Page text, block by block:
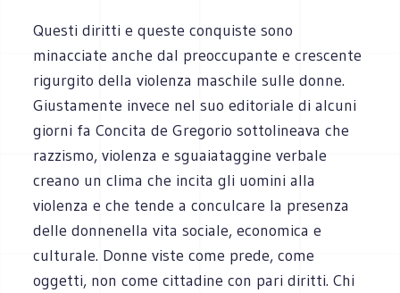
Questi diritti e queste conquiste sono
minacciate anche dal preoccupante e crescente
rigurgito della violenza maschile sulle donne.
Giustamente invece nel suo editoriale di alcuni
giorni fa Concita de Gregorio sottolineava che
razzismo, violenza e sguaiataggine verbale
creano un clima che incita gli uomini alla
violenza e che tende a conculcare la presenza
delle donnenella vita sociale, economica e
culturale. Donne viste come prede, come
oggetti, non come cittadine con pari diritti. Chi